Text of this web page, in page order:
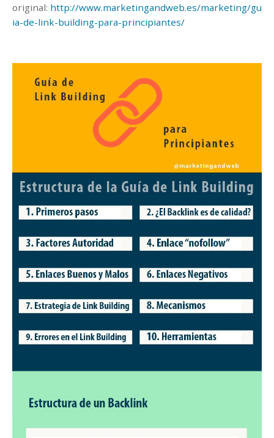
original: http://www.marketingandweb.es/marketing/gu
ia-de-link-building-para-principiantes/